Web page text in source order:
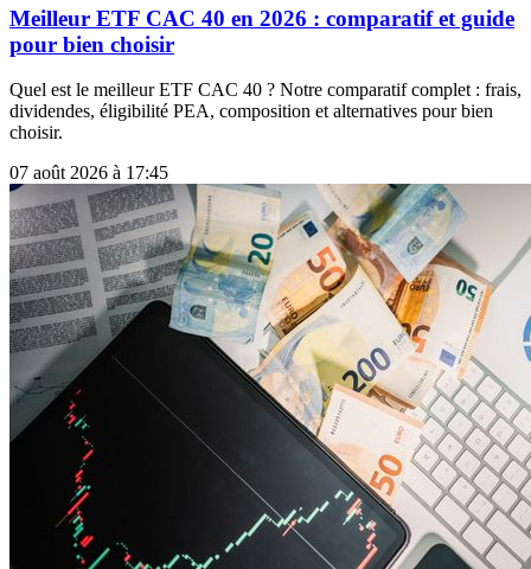
Meilleur ETF CAC 40 en 2026 : comparatif et guide
pour bien choisir
Quel est le meilleur ETF CAC 40 ? Notre comparatif complet : frais,
dividendes, éligibilité PEA, composition et alternatives pour bien
choisir.
07 août 2026 à 17:45